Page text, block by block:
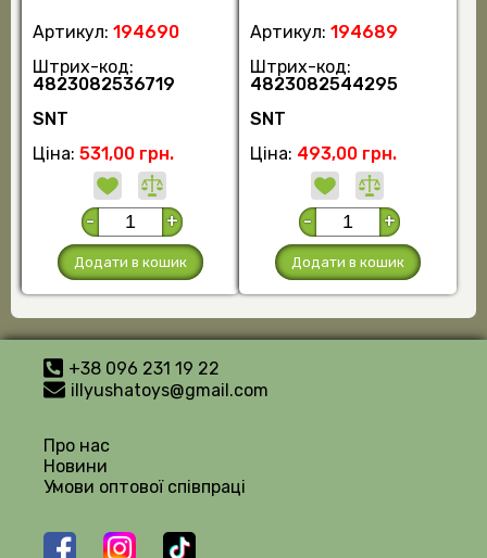
Артикул: 194690
Штрих-код:
4823082536719
SNT
Ціна: 531,00 грн.
- +
Додати в кошик
Артикул: 194689
Штрих-код:
4823082544295
SNT
Ціна: 493,00 грн.
- +
Додати в кошик
+38 096 231 19 22
illyushatoys@gmail.com
Про нас
Новини
Умови оптової співпраці